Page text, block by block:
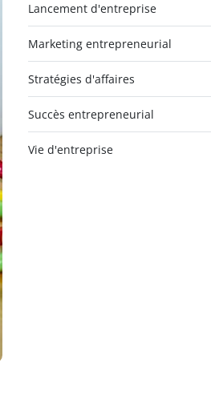
Lancement d'entreprise
Marketing entrepreneurial
Stratégies d'affaires
Succès entrepreneurial
Vie d'entreprise